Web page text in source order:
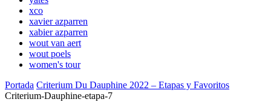
xco
xavier azparren
xabier azparren
wout van aert
wout poels
women's tour
Portada Criterium Du Dauphine 2022 – Etapas y Favoritos
Criterium-Dauphine-etapa-7